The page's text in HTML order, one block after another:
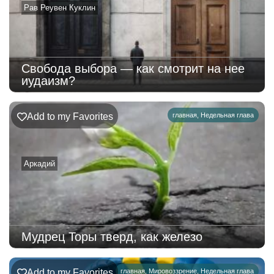
Рав Реувен Куклин
Свобода выбора — как смотрит на нее
иудаизм?
главная Недельная глава
Аркадий
Add to my Favorites
Мудрец Торы тверд, как железо
главная Мировоззрение Недельная глава